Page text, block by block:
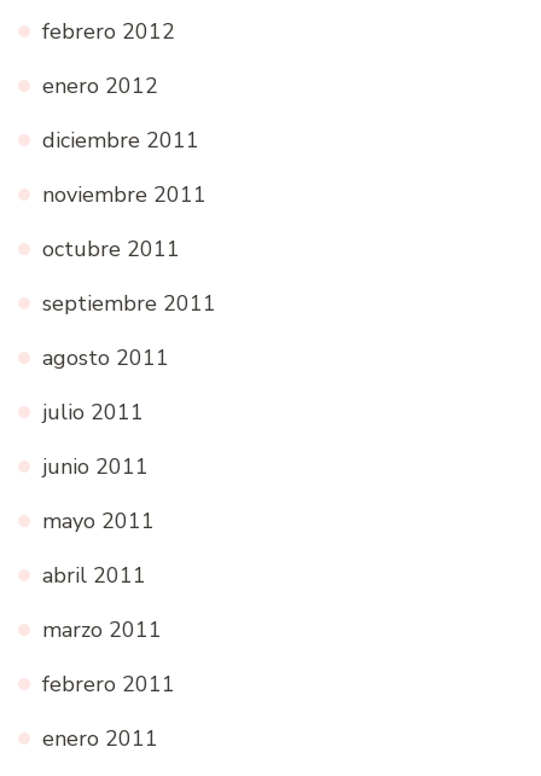
febrero 2012
enero 2012
diciembre 2011
noviembre 2011
octubre 2011
septiembre 2011
agosto 2011
julio 2011
junio 2011
mayo 2011
abril 2011
marzo 2011
febrero 2011
enero 2011